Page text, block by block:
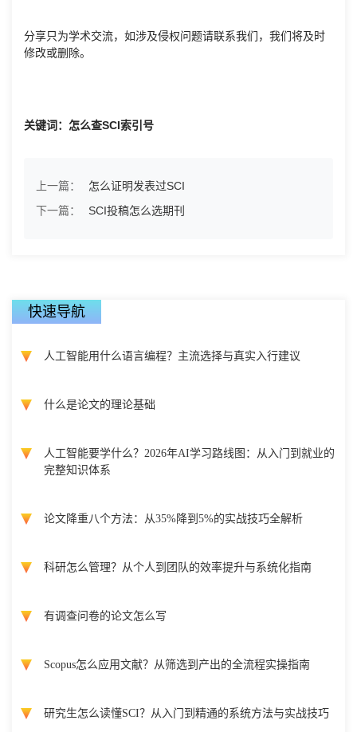
分享只为学术交流，如涉及侵权问题请联系我们，我们将及时
修改或删除。
关键词：怎么查SCI索引号
上一篇：
怎么证明发表过SCI
下一篇：
SCI投稿怎么选期刊
快速导航
人工智能用什么语言编程？主流选择与真实入行建议
什么是论文的理论基础
人工智能要学什么？2026年AI学习路线图：从入门到就业的
完整知识体系
论文降重八个方法：从35%降到5%的实战技巧全解析
科研怎么管理？从个人到团队的效率提升与系统化指南
有调查问卷的论文怎么写
Scopus怎么应用文献？从筛选到产出的全流程实操指南
研究生怎么读懂SCI？从入门到精通的系统方法与实战技巧